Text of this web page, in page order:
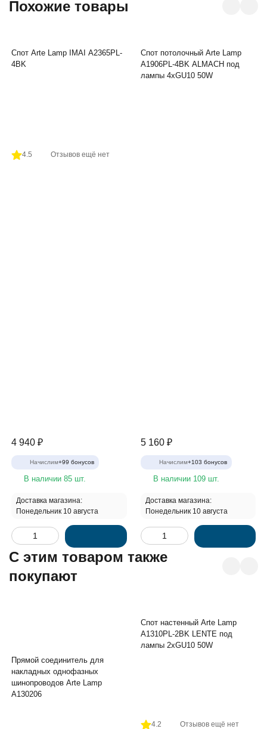
Похожие товары
Спот Arte Lamp IMAI A2365PL-
4BK
4.5 Отзывов ещё нет
4 940 ₽
Начислим+99 бонусов
В наличии 85 шт.
Доставка магазина:
Понедельник 10 августа
Спот потолочный Arte Lamp
A1906PL-4BK ALMACH под
лампы 4xGU10 50W
5 160 ₽
Начислим+103 бонусов
В наличии 109 шт.
Доставка магазина:
Понедельник 10 августа
C этим товаром также
покупают
Прямой соединитель для
накладных однофазных
шинопроводов Arte Lamp
A130206
Спот настенный Arte Lamp
A1310PL-2BK LENTE под
лампы 2xGU10 50W
4.2 Отзывов ещё нет